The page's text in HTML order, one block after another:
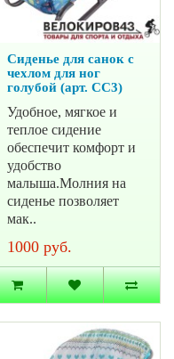
Сиденье для санок с
чехлом для ног
голубой (арт. СС3)
Удобное, мягкое и
теплое сидение
обеспечит комфорт и
удобство
малыша.Молния на
сиденье позволяет
мак..
1000 руб.